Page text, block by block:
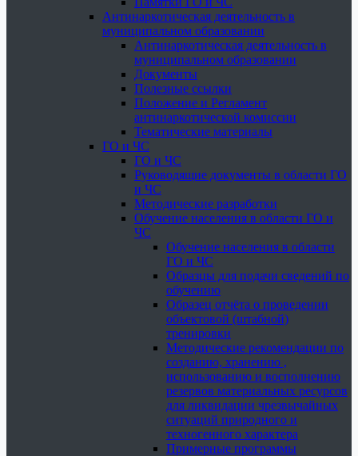
Антинаркотическая деятельность в
муниципальном образовании
Антинаркотическая деятельность в
муниципальном образовании
Документы
Полезные ссылки
Положение и Регламент
антинаркотической комиссии
Тематические материалы
ГО и ЧС
ГО и ЧС
Руководящие документы в области ГО
и ЧС
Методические разработки
Обучение населения в области ГО и
ЧС
Обучение населения в области
ГО и ЧС
Образцы для подачи сведений по
обучению
Образец отчёта о проведении
объектовой (штабной)
тренировки
Методические рекомендации по
созданию, хранению ,
использованию и восполнению
резервов материальных ресурсов
для ликвидации чрезвычайных
ситуаций природного и
техногенного характера
Примерные программы